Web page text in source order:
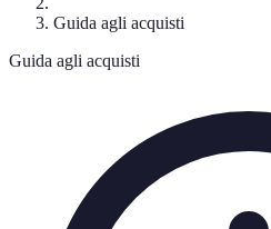
Guida agli acquisti
Guida agli acquisti